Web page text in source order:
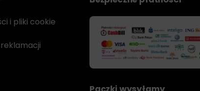
i pliki cookie